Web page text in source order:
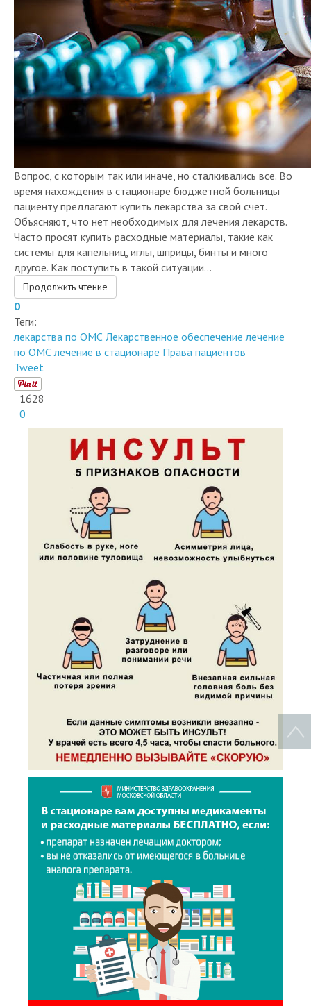
Вопрос, с которым так или иначе, но сталкивались все. Во
время нахождения в стационаре бюджетной больницы
пациенту предлагают купить лекарства за свой счет.
Объясняют, что нет необходимых для лечения лекарств.
Часто просят купить расходные материалы, такие как
системы для капельниц, иглы, шприцы, бинты и много
другое. Как поступить в такой ситуации...
Продолжить чтение
0
Теги:
лекарства по ОМС Лекарственное обеспечение лечение
по ОМС лечение в стационаре Права пациентов
Tweet
1628
0